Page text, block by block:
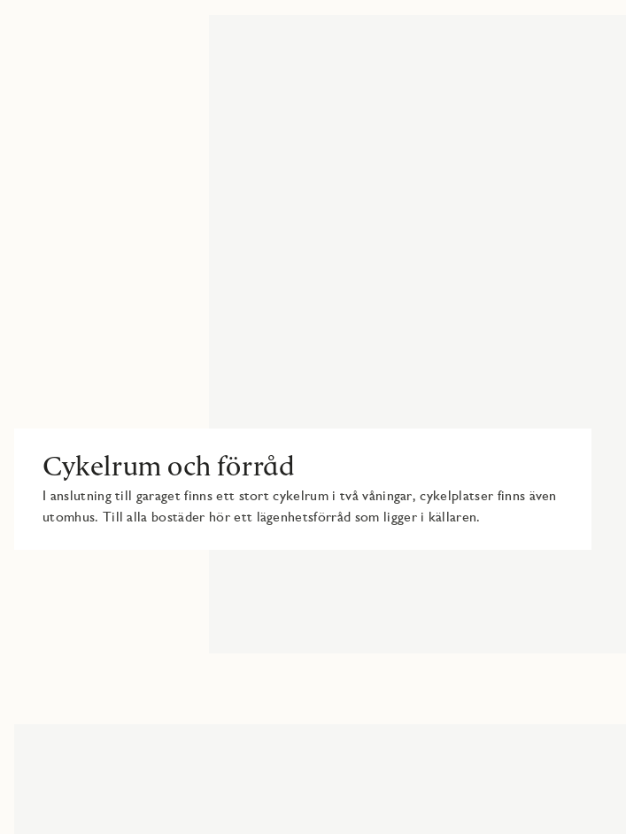
Cykelrum och förråd
I anslutning till garaget finns ett stort cykelrum i två våningar, cykelplatser finns även
utomhus. Till alla bostäder hör ett lägenhetsförråd som ligger i källaren.